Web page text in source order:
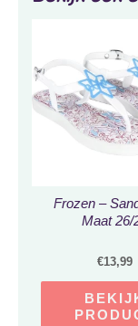
Frozen –
Maat 26/
€13,99